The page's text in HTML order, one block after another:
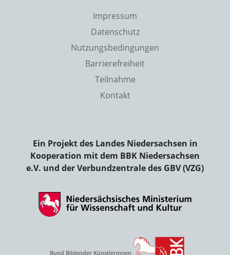
Impressum
Datenschutz
Nutzungsbedingungen
Barrierefreiheit
Teilnahme
Kontakt
Ein Projekt des Landes Niedersachsen in
Kooperation mit dem BBK Niedersachsen
e.V. und der Verbundzentrale des GBV (VZG)
Bund Bildender Künstlerinnen